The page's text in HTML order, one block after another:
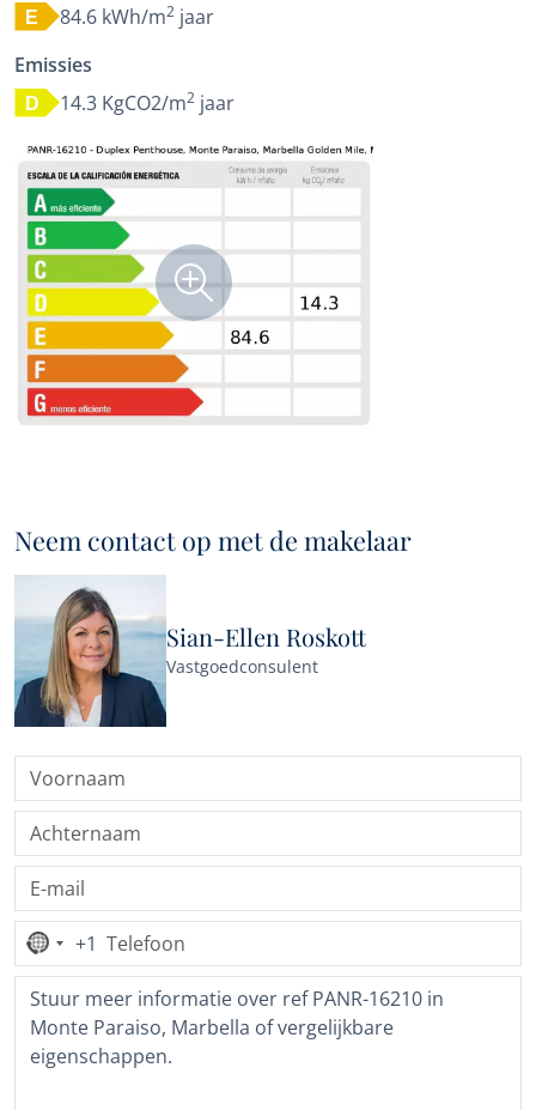
E 84.6 kWh/m2 jaar
Emissies
D 14.3 KgCO2/m2 jaar
Neem contact op met de makelaar
Sian-Ellen Roskott
Vastgoedconsulent
Geen
land
geselecteerd
+1